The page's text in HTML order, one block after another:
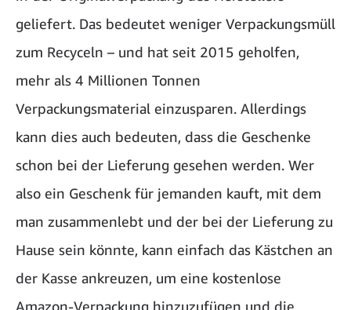
geliefert. Das bedeutet weniger Verpackungsmüll
zum Recyceln – und hat seit 2015 geholfen,
mehr als 4 Millionen Tonnen
Verpackungsmaterial einzusparen. Allerdings
kann dies auch bedeuten, dass die Geschenke
schon bei der Lieferung gesehen werden. Wer
also ein Geschenk für jemanden kauft, mit dem
man zusammenlebt und der bei der Lieferung zu
Hause sein könnte, kann einfach das Kästchen an
der Kasse ankreuzen, um eine kostenlose
Amazon-Verpackung hinzuzufügen und die